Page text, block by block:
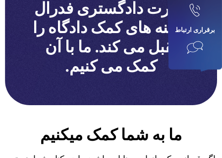
برقراری ارتباط
وزارت دادگستری فدرال
هزینه های کمک دادگاه را
تقبل می کند. ما با آن
کمک می کنیم.
ما به شما کمک میکنیم